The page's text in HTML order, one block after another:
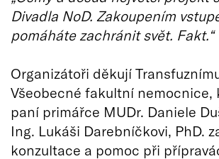
Divadla NoD. Zakoupením
pomáháte zachránit svět. Fakt.“
Organizátoři děkují
Všeobecné fakultní nemocnice,
paní primářce MUDr. Daniele
Ing. Lukáši Darebníčkovi, PhD.
konzultace a pomoc při